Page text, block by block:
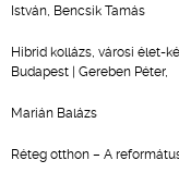
István, Bencsik Tamás
Hibrid kollázs, városi élet-
Budapest | Gereben Péter,
Marián Balázs
Réteg otthon – A